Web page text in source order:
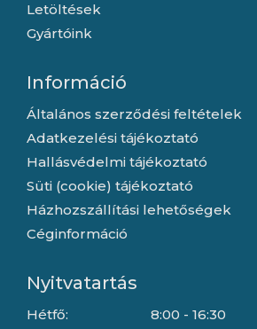
Letöltések
Gyártóink
Információ
Általános szerződési feltételek
Adatkezelési tájékoztató
Hallásvédelmi tájékoztató
Süti (cookie) tájékoztató
Házhozszállítási lehetőségek
Céginformáció
Nyitvatartás
Hétfő:
8:00 - 16:30